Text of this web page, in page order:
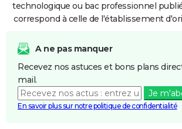
technologique ou bac professionnel
correspond à celle de l'établissement
A ne pas manquer
Recevez nos astuces et bons plans
mail.
Je
En savoir plus sur notre politique de confidentialité